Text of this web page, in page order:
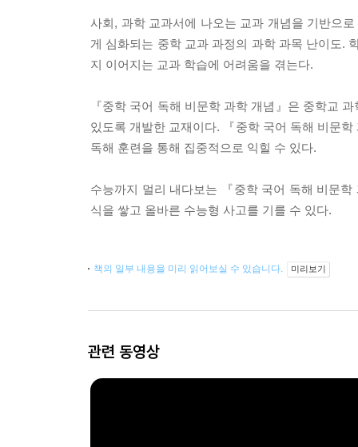
사회, 과학 교과서에 나오는 교과 개념을 기반으
게 심화되는 중학 교과 과정의 과학 과목 난이도.
지 이어지는 교과 학습에 어려움을 겪는다.
『중학 국어 독해 비문학 과학 개념』은 중학교
있도록 개발한 교재이다. 『중학 국어 독해 비문
독해 훈련을 통해 집중적으로 익힐 수 있다.
수능까지 멀리 내다보는 『중학 국어 독해 비문
식을 쌓고 올바른 수능형 사고를 기를 수 있다.
책의 일부 내용을 미리 읽어보실 수 있습니다. 미리보기
관련 동영상